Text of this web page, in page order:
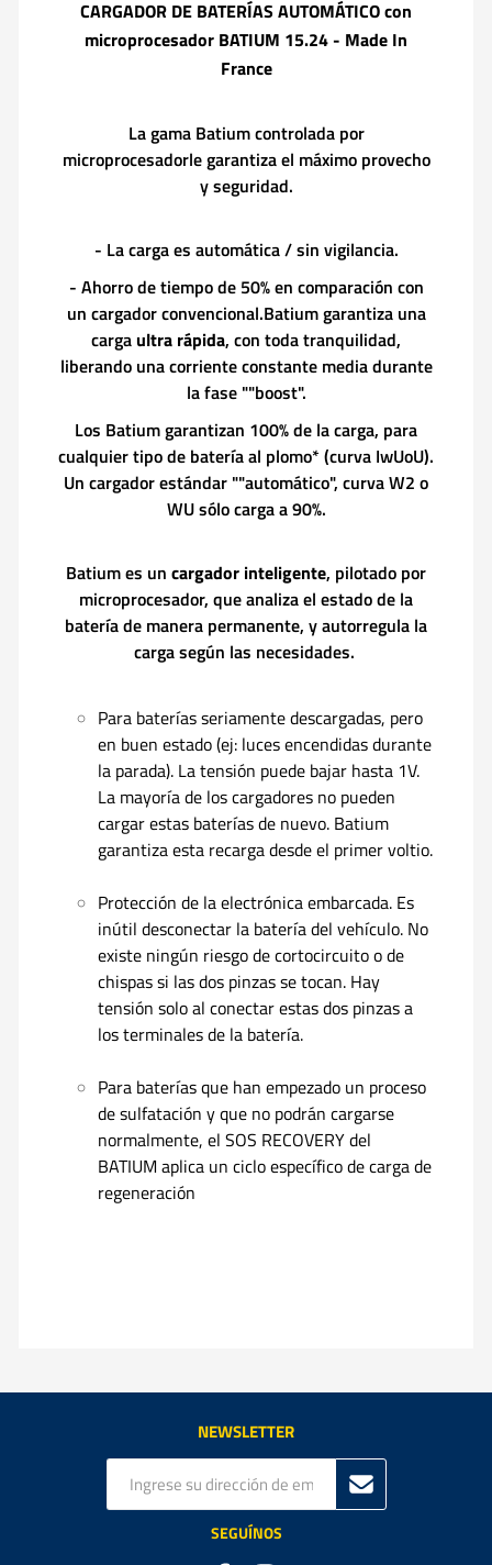
CARGADOR DE BATERÍAS AUTOMÁTICO con
microprocesador BATIUM 15.24 - Made In
France
La gama Batium controlada por
microprocesadorle garantiza el máximo provecho
y seguridad.
- La carga es automática / sin vigilancia.
- Ahorro de tiempo de 50% en comparación con
un cargador convencional.Batium garantiza una
cargaultra rápida, con toda tranquilidad,
liberando una corriente constante media durante
la fase ""boost".
Los Batium garantizan 100% de la carga, para
cualquier tipo de batería al plomo* (curva IwUoU).
Un cargador estándar ""automático", curva W2 o
WU sólo carga a 90%.
Batium es un cargador inteligente, pilotado por
microprocesador, que analiza el estado de la
batería de manera permanente, y autorregula la
carga según las necesidades.
Para baterías seriamente descargadas, pero
en buen estado (ej: luces encendidas durante
la parada). La tensión puede bajar hasta 1V.
La mayoría de los cargadores no pueden
cargar estas baterías de nuevo. Batium
garantiza esta recarga desde el primer voltio.
Protección de la electrónica embarcada. Es
inútil desconectar la batería del vehículo. No
existe ningún riesgo de cortocircuito o de
chispas si las dos pinzas se tocan. Hay
tensión solo al conectar estas dos pinzas a
los terminales de la batería.
Para baterías que han empezado un proceso
de sulfatación y que no podrán cargarse
normalmente, el SOS RECOVERY del
BATIUM aplica un ciclo específico de carga de
regeneración
NEWSLETTER
SEGUÍNOS